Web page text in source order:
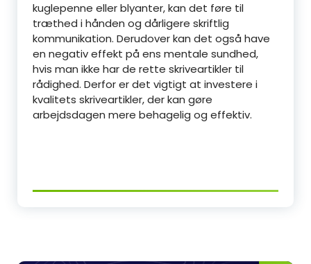
kuglepenne eller blyanter, kan det føre til
træthed i hånden og dårligere skriftlig
kommunikation. Derudover kan det også have
en negativ effekt på ens mentale sundhed,
hvis man ikke har de rette skriveartikler til
rådighed. Derfor er det vigtigt at investere i
kvalitets skriveartikler, der kan gøre
arbejdsdagen mere behagelig og effektiv.